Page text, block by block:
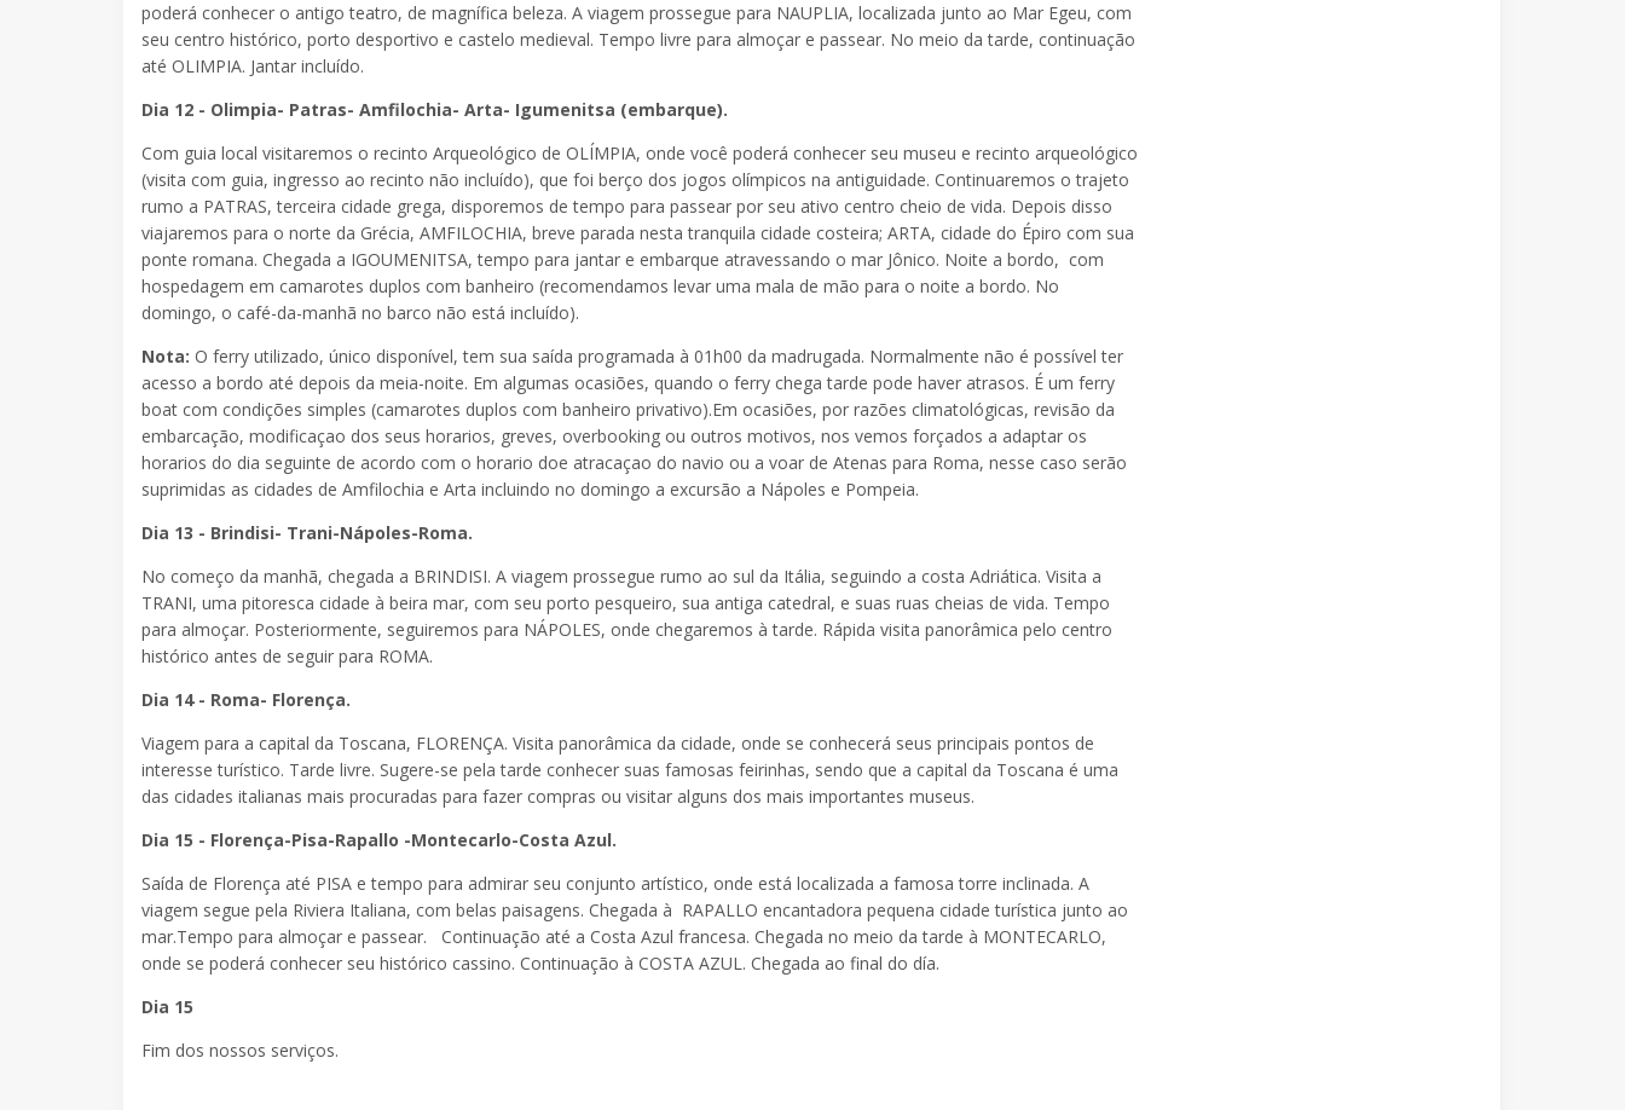
poderá conhecer o antigo teatro, de magnífica beleza. A viagem prossegue para NAUPLIA, localizada junto ao Mar Egeu, com
seu centro histórico, porto desportivo e castelo medieval. Tempo livre para almoçar e passear. No meio da tarde, continuação
até OLIMPIA. Jantar incluído.
Dia 12 - Olimpia- Patras- Amfilochia- Arta- Igumenitsa (embarque).
Com guia local visitaremos o recinto Arqueológico de OLÍMPIA, onde você poderá conhecer seu museu e recinto arqueológico
(visita com guia, ingresso ao recinto não incluído), que foi berço dos jogos olímpicos na antiguidade. Continuaremos o trajeto
rumo a PATRAS, terceira cidade grega, disporemos de tempo para passear por seu ativo centro cheio de vida. Depois disso
viajaremos para o norte da Grécia, AMFILOCHIA, breve parada nesta tranquila cidade costeira; ARTA, cidade do Épiro com sua
ponte romana. Chegada a IGOUMENITSA, tempo para jantar e embarque atravessando o mar Jônico. Noite a bordo, com
hospedagem em camarotes duplos com banheiro (recomendamos levar uma mala de mão para o noite a bordo. No
domingo, o café-da-manhã no barco não está incluído).
Nota: O ferry utilizado, único disponível, tem sua saída programada à 01h00 da madrugada. Normalmente não é possível ter
acesso a bordo até depois da meia-noite. Em algumas ocasiões, quando o ferry chega tarde pode haver atrasos. É um ferry
boat com condições simples (camarotes duplos com banheiro privativo).Em ocasiões, por razões climatológicas, revisão da
embarcação, modificaçao dos seus horarios, greves, overbooking ou outros motivos, nos vemos forçados a adaptar os
horarios do dia seguinte de acordo com o horario doe atracaçao do navio ou a voar de Atenas para Roma, nesse caso serão
suprimidas as cidades de Amfilochia e Arta incluindo no domingo a excursão a Nápoles e Pompeia.
Dia 13 - Brindisi- Trani-Nápoles-Roma.
No começo da manhã, chegada a BRINDISI. A viagem prossegue rumo ao sul da Itália, seguindo a costa Adriática. Visita a
TRANI, uma pitoresca cidade à beira mar, com seu porto pesqueiro, sua antiga catedral, e suas ruas cheias de vida. Tempo
para almoçar. Posteriormente, seguiremos para NÁPOLES, onde chegaremos à tarde. Rápida visita panorâmica pelo centro
histórico antes de seguir para ROMA.
Dia 14 - Roma- Florença.
Viagem para a capital da Toscana, FLORENÇA. Visita panorâmica da cidade, onde se conhecerá seus principais pontos de
interesse turístico. Tarde livre. Sugere-se pela tarde conhecer suas famosas feirinhas, sendo que a capital da Toscana é uma
das cidades italianas mais procuradas para fazer compras ou visitar alguns dos mais importantes museus.
Dia 15 - Florença-Pisa-Rapallo -Montecarlo-Costa Azul.
Saída de Florença até PISA e tempo para admirar seu conjunto artístico, onde está localizada a famosa torre inclinada. A
viagem segue pela Riviera Italiana, com belas paisagens. Chegada à RAPALLO encantadora pequena cidade turística junto ao
mar.Tempo para almoçar e passear. Continuação até a Costa Azul francesa. Chegada no meio da tarde à MONTECARLO,
onde se poderá conhecer seu histórico cassino. Continuação à COSTA AZUL. Chegada ao final do día.
Dia 15
Fim dos nossos serviços.